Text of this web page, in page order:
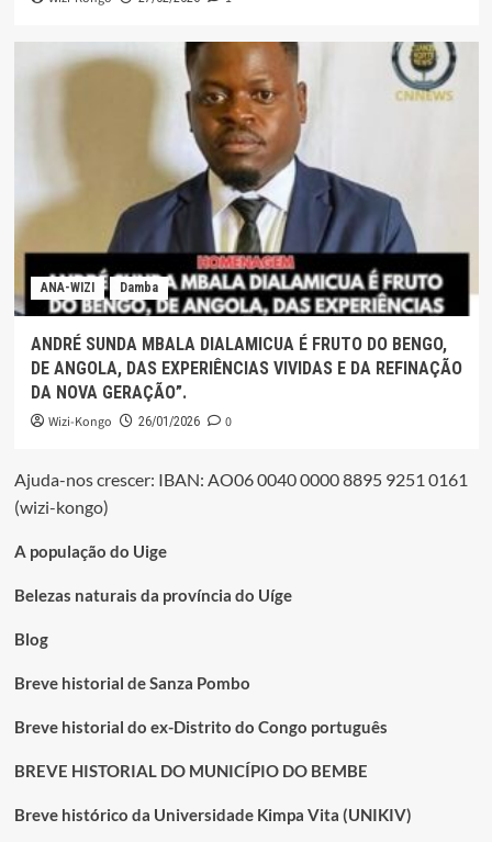
ANA-WIZI Damba
ANDRÉ SUNDA MBALA DIALAMICUA É FRUTO DO BENGO,
DE ANGOLA, DAS EXPERIÊNCIAS VIVIDAS E DA REFINAÇÃO
DA NOVA GERAÇÃO”.
Wizi-Kongo 26/01/2026 0
Ajuda-nos crescer: IBAN: AO06 0040 0000 8895 9251 0161
(wizi-kongo)
A população do Uige
Belezas naturais da província do Uíge
Blog
Breve historial de Sanza Pombo
Breve historial do ex-Distrito do Congo português
BREVE HISTORIAL DO MUNICÍPIO DO BEMBE
Breve histórico da Universidade Kimpa Vita (UNIKIV)